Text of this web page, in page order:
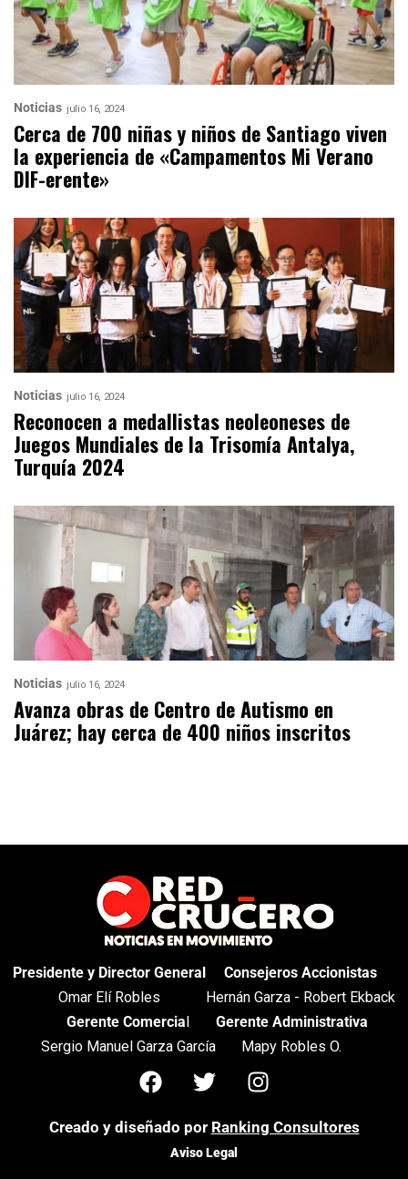
Noticias julio 16, 2024
Cerca de 700 niñas y niños de Santiago viven
la experiencia de «Campamentos Mi Verano
DIF-erente»
Noticias julio 16, 2024
Reconocen a medallistas neoleoneses de
Juegos Mundiales de la Trisomía Antalya,
Turquía 2024
Noticias julio 16, 2024
Avanza obras de Centro de Autismo en
Juárez; hay cerca de 400 niños inscritos
Presidente y Director General
Omar Elí Robles
Consejeros Accionistas
Hernán Garza - Robert Ekback
Gerente Comercia
Sergio Manuel Garza García
Gerente Administrativa
Mapy Robles O.
Creado y diseñado por Ranking Consultores
Aviso Legal